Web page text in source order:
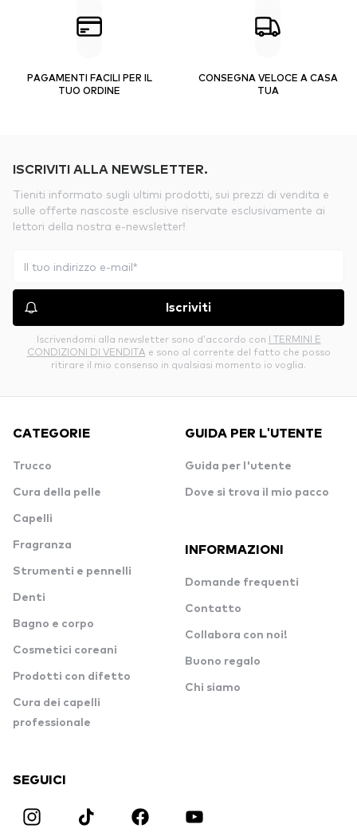
PAGAMENTI FACILI PER IL
TUO ORDINE
CONSEGNA VELOCE A CASA
TUA
ISCRIVITI ALLA NEWSLETTER.
Tieniti informato sugli ultimi prodotti, sui prezzi di vendita e
sulle offerte nascoste esclusive riservate esclusivamente ai
lettori della nostra e-newsletter!
Iscriviti
Iscrivendomi alla newsletter sono d’accordo con I TERMINI E
CONDIZIONI DI VENDITA e sono al corrente del fatto che posso
ritirare il mio consenso in qualsiasi momento io voglia.
CATEGORIE
Trucco
Cura della pelle
Capelli
Fragranza
Strumenti e pennelli
Denti
Bagno e corpo
Cosmetici coreani
Prodotti con difetto
Cura dei capelli
professionale
GUIDA PER L'UTENTE
Guida per l'utente
Dove si trova il mio pacco
INFORMAZIONI
Domande frequenti
Contatto
Collabora con noi!
Buono regalo
Chi siamo
SEGUICI